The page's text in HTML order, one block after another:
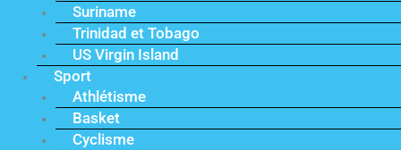
Suriname
Trinidad et Tobago
US Virgin Island
Sport
Athlétisme
Basket
Cyclisme